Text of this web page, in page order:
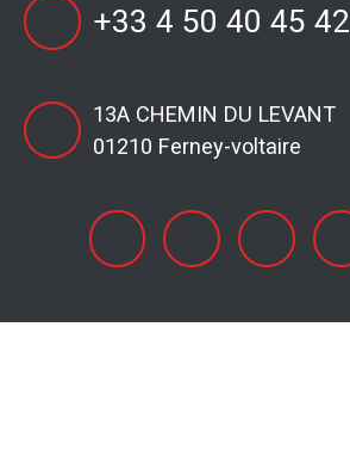
+33 4 50 40 45 42
13A CHEMIN DU LEVANT
01210 Ferney-voltaire